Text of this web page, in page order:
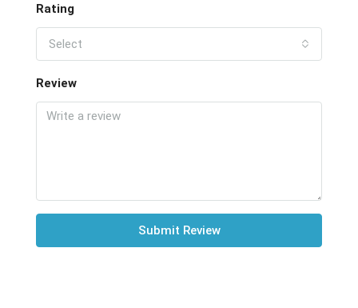
Rating
Select
Review
Submit Review